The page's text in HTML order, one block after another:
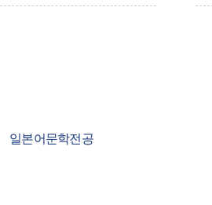
일본어문학전공